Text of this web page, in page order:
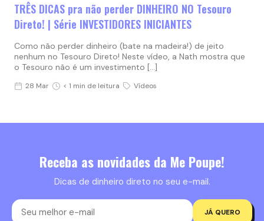
TRÊS DICAS pra não perder DINHEIRO NO Tesouro
Direto! | Série INVESTIDORES INICIANTES
Como não perder dinheiro (bate na madeira!) de jeito
nenhum no Tesouro Direto! Neste vídeo, a Nath mostra que
o Tesouro não é um investimento […]
28 Mar < 1 min de leitura Vídeos
Receba as novidades da Me Poupe!
Dicas de dinheiro direto no seu e-mail.
JÁ QUERO